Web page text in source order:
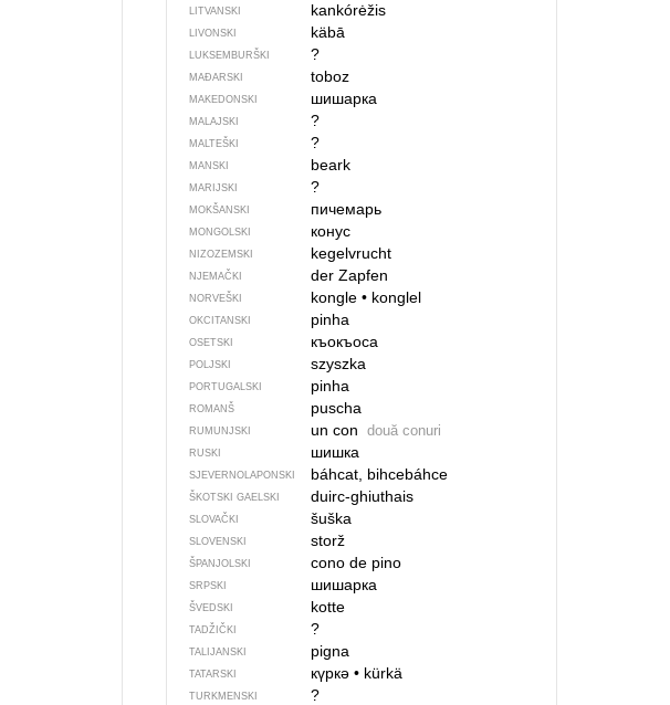
LITVANSKI kankórėžis
LIVONSKI käbā
LUKSEMBURŠKI ?
MAĐARSKI toboz
MAKEDONSKI шишарка
MALAJSKI ?
MALTEŠKI ?
MANSKI beark
MARIJSKI ?
MOKŠANSKI пичемарь
MONGOLSKI конус
NIZOZEMSKI kegelvrucht
NJEMAČKI der Zapfen
NORVEŠKI kongle• konglel
OKCITANSKI pinha
OSETSKI къокъоса
POLJSKI szyszka
PORTUGALSKI pinha
ROMANŠ puscha
RUMUNJSKI un con două conuri
RUSKI шишка
SJEVER­NO­LA­PONSKI báhcat, bihcebáhce
ŠKOTSKI GAELSKI duirc-ghiuthais
SLOVAČKI šuška
SLOVENSKI storž
ŠPANJOLSKI cono de pino
SRPSKI шишарка
ŠVEDSKI kotte
TADŽIČKI ?
TALIJANSKI pigna
TATARSKI күркә• kürkä
TURKMENSKI ?